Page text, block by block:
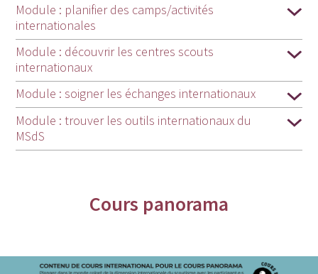
Module : planifier des camps/activités
internationales
Module : découvrir les centres scouts
internationaux
Module : soigner les échanges internationaux
Module : trouver les outils internationaux du
MSdS
Cours panorama